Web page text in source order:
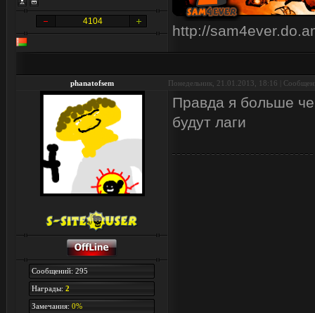
4104
http://
phanatofsem Понедельник, 21.01.2013, 18:16 |
Сообщений: 295
Награды: 2
Замечания: 0%
Правда я больше
будут лаги